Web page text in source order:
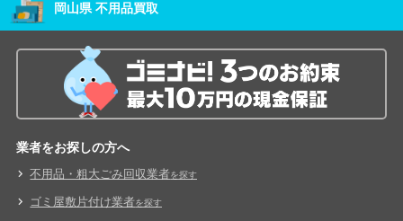
岡山県 不用品買取
業者をお探しの方へ
不用品・粗大ごみ回収業者を探す
ゴミ屋敷片付け業者を探す